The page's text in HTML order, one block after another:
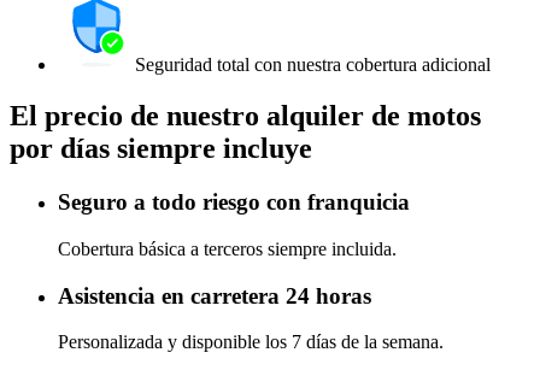
Seguridad total con nuestra cobertura adicional
El precio de nuestro alquiler de motos
por días siempre incluye
Seguro a todo riesgo con franquicia
Cobertura básica a terceros siempre incluida.
Asistencia en carretera 24 horas
Personalizada y disponible los 7 días de la semana.